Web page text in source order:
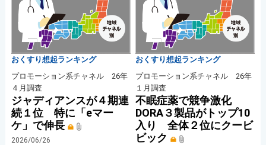
おくすり想起ランキング
プロモーション系チャネル 26年
４月調査
ジャディアンスが４期連
続１位 特に「eマー
ケ」で伸長
2026/06/26
おくすり想起ランキング
プロモーション系チャネル 26年
１月調査
不眠症薬で競争激化
DORA３製品がトップ10
入り 全体２位にクービ
ビック